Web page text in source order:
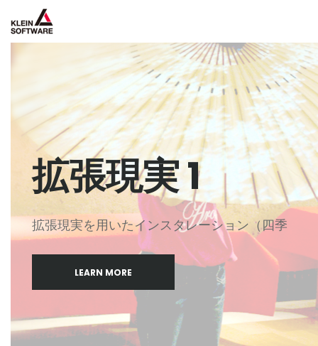
拡張現実 1
拡張現実を用いたインスタレーション（四季
LEARN MORE